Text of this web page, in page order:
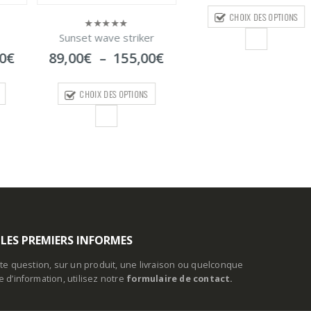
Plage
prix :
89,00€
prix :
90,00€
CHOIX DES OPTIONS
sur
PREMIERS INFORMES
question, sur un produit, une livraison ou quelconque
d’information, utilisez notre formulaire de contact.